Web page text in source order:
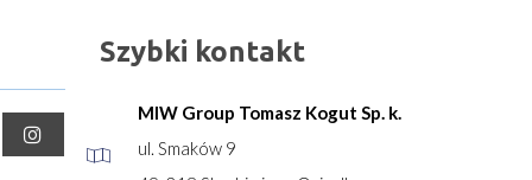
Szybki kontakt
MIW Group Tomasz Kogut Sp. k.
ul. Smaków 9